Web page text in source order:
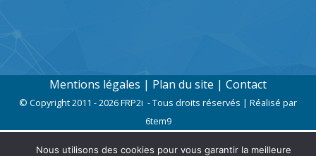
Mentions légales | Plan du site | Contact
© Copyright 2011 - 2026 FRP2i - Tous droits réservés | Réalisé par
6tem9
Nous utilisons des cookies pour vous garantir la meilleure